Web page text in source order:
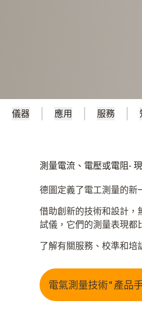
儀器 應用 服務
測量電流、電壓或電阻-
德圖定義了電工測量的新
借助創新的技術和設計，
試儀，它們的測量表現都
了解有關服務、校準和培
電氣測量技術"產品